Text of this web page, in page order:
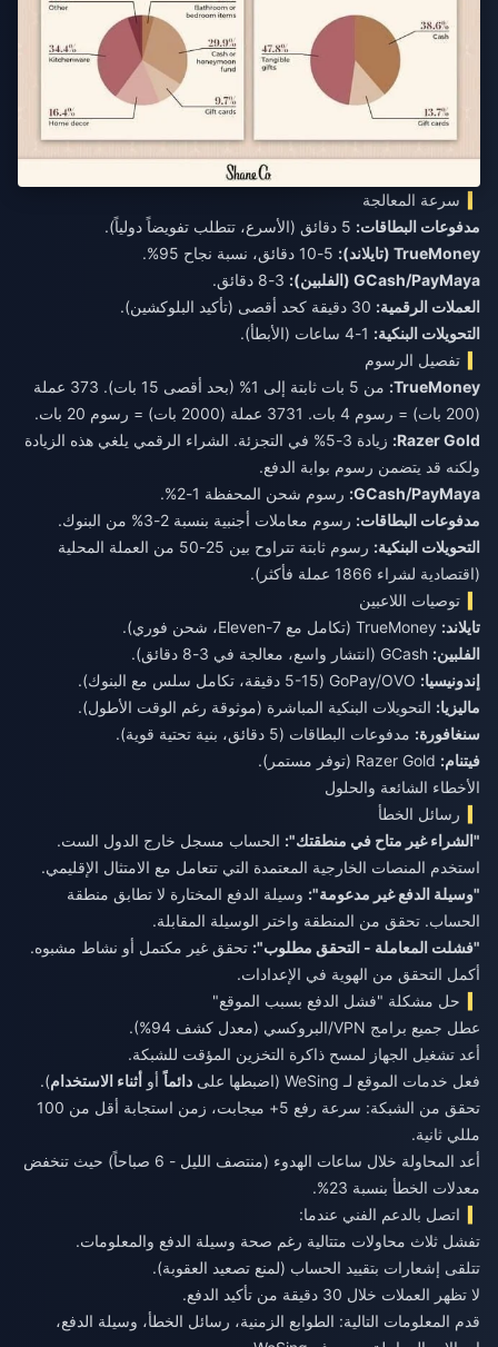
سرعة المعالجة
مدفوعات البطاقات:
TrueMoney (تايلاند):
GCash/PayMaya (الفلبين):
العملات الرقمية:
التحويلات البنكية:
تفصيل الرسوم
TrueMoney:
من 5 بات ثابتة إلى 1% (بحد أقصى 15 بات). 373 عملة
(200 بات) = رسوم 4 بات. 3731 عملة (2000 بات) = رسوم 20 بات.
Razer Gold:
زيادة 3-5% في التجزئة. الشراء الرقمي يلغي هذه الزيادة
ولكنه قد يتضمن رسوم بوابة الدفع.
GCash/PayMaya: رسوم شحن المحفظة 1-2%.
مدفوعات البطاقات: رسوم معاملات أجنبية بنسبة 2-3% من البنوك.
التحويلات البنكية:
رسوم ثابتة تتراوح بين 25-50 من العملة المحلية
(اقتصادية لشراء 1866 عملة فأكثر).
توصيات اللاعبين
تايلاند:
الفلبين:
إندونيسيا:
ماليزيا: التحويلات البنكية المباشرة (موثوقة رغم الوقت الأطول).
سنغافورة: مدفوعات البطاقات (5 دقائق، بنية تحتية قوية).
فيتنام:
الأخطاء الشائعة والحلول
رسائل الخطأ
"الشراء غير متاح في منطقتك": الحساب مسجل خارج الدول الست.
استخدم المنصات الخارجية المعتمدة التي تتعامل مع الامتثال الإقليمي.
"وسيلة الدفع غير مدعومة": وسيلة الدفع المختارة لا تطابق منطقة
الحساب. تحقق من المنطقة واختر الوسيلة المقابلة.
"فشلت المعاملة - التحقق مطلوب": تحقق غير مكتمل أو نشاط مشبوه.
أكمل التحقق من الهوية في الإعدادات.
حل مشكلة "فشل الدفع بسبب الموقع"
عطل جميع برامج VPN/البروكسي (معدل كشف 94%).
أعد تشغيل الجهاز لمسح ذاكرة التخزين المؤقت للشبكة.
فعل خدمات الموقع لـ WeSing (اضبطها على
دائماًأو أثناء الاستخدام).
تحقق من الشبكة: سرعة رفع 5+ ميجابت، زمن استجابة أقل من 100
مللي ثانية.
أعد المحاولة خلال ساعات الهدوء (منتصف الليل - 6 صباحاً) حيث تنخفض
معدلات الخطأ بنسبة 23%.
اتصل بالدعم الفني عندما:
تفشل ثلاث محاولات متتالية رغم صحة وسيلة الدفع والمعلومات.
تتلقى إشعارات بتقييد الحساب (لمنع تصعيد العقوبة).
لا تظهر العملات خلال 30 دقيقة من تأكيد الدفع.
قدم المعلومات التالية: الطوابع الزمنية، رسائل الخطأ، وسيلة الدفع،